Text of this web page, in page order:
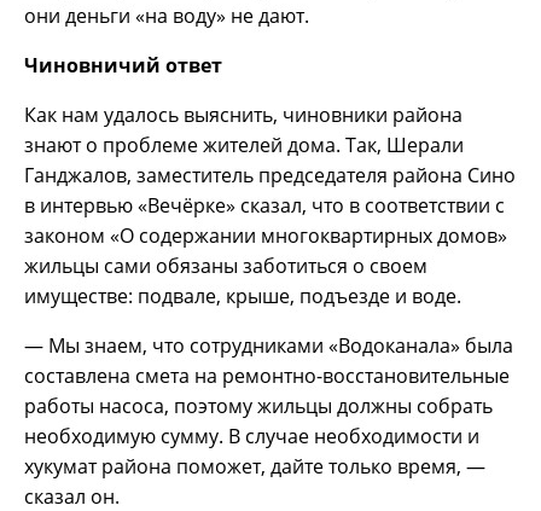
они деньги «на воду» не дают.
Чиновничий ответ
Как нам удалось выяснить, чиновники района
знают о проблеме жителей дома. Так, Шерали
Ганджалов, заместитель председателя района Сино
в интервью «Вечёрке» сказал, что в соответствии с
законом «О содержании многоквартирных домов»
жильцы сами обязаны заботиться о своем
имуществе: подвале, крыше, подъезде и воде.
— Мы знаем, что сотрудниками «Водоканала» была
составлена смета на ремонтно-восстановительные
работы насоса, поэтому жильцы должны собрать
необходимую сумму. В случае необходимости и
хукумат района поможет, дайте только время, —
сказал он.